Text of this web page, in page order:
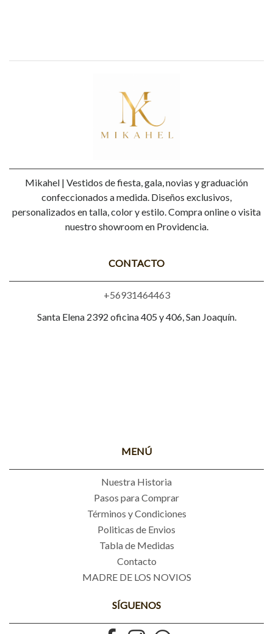
Mikahel | Vestidos de fiesta, gala, novias y graduación
confeccionados a medida. Diseños exclusivos,
personalizados en talla, color y estilo. Compra online o visita
nuestro showroom en Providencia.
CONTACTO
+56931464463
Santa Elena 2392 oficina 405 y 406, San Joaquín.
MENÚ
Nuestra Historia
Pasos para Comprar
Términos y Condiciones
Politicas de Envios
Tabla de Medidas
Contacto
MADRE DE LOS NOVIOS
SÍGUENOS